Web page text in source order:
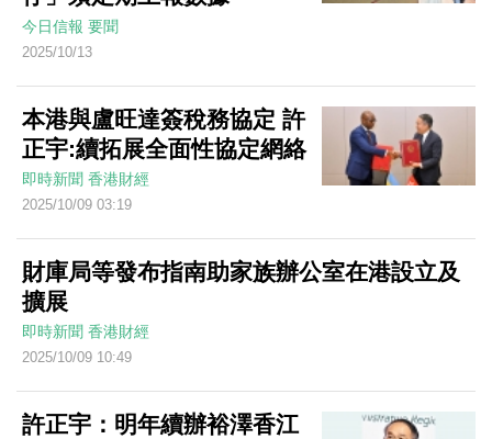
今日信報 要聞
2025/10/13
本港與盧旺達簽稅務協定 許
正宇:續拓展全面性協定網絡
即時新聞 香港財經
2025/10/09 03:19
財庫局等發布指南助家族辦公室在港設立及
擴展
即時新聞 香港財經
2025/10/09 10:49
許正宇：明年續辦裕澤香江